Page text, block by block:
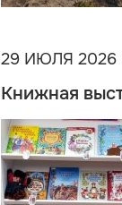
29 ИЮЛЯ 2026
Книжная